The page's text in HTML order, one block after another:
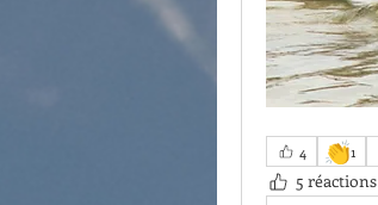
4 👏1
5 réactions